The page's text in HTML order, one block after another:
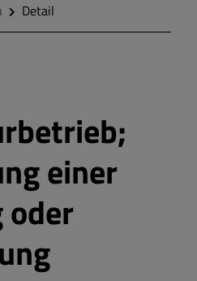
Detail
einer
oder